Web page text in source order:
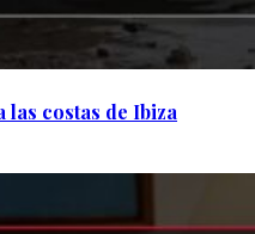
las costas de Ibiza